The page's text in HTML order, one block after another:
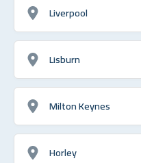
Liverpool
Lisburn
Milton Keynes
Horley